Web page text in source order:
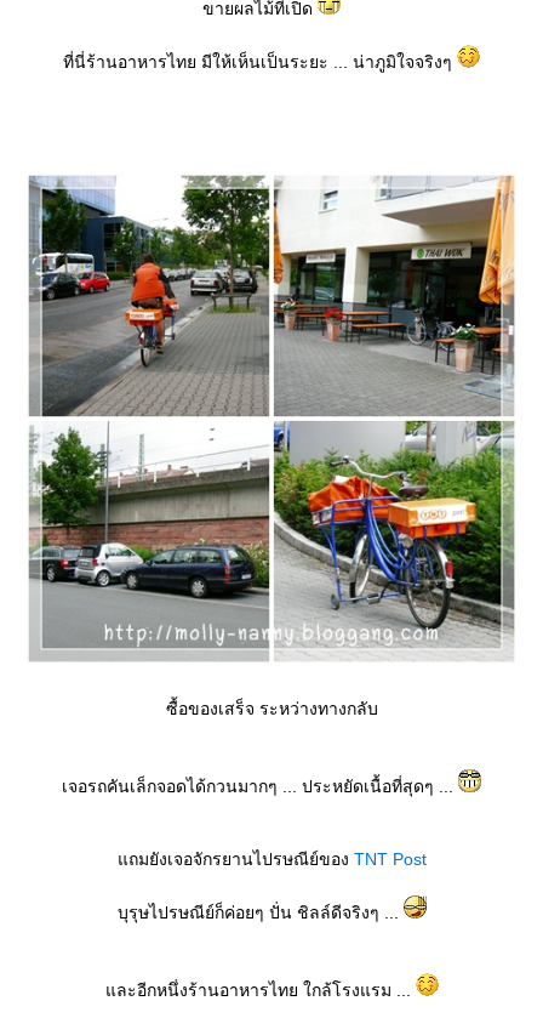
ขายผลไม้ที่เปิด
ที่นี่ร้านอาหารไทย มีให้เห็นเป็นระยะ ... น่าภูมิใจจริงๆ
ซื้อของเสร็จ ระหว่างทางกลับ
เจอรถคันเล็กจอดได้กวนมากๆ ... ประหยัดเนื้อที่สุดๆ ...
ถมยังเจอจักรยานไปรษณีย์ของ TNT Post
บุรุษไปรษณีย์ก็ค่อยๆ ปั่น ชิลล์ดีจริงๆ ...
ละอีกหนึ่งร้านอาหารไทย ใกล้โรงแรม ...